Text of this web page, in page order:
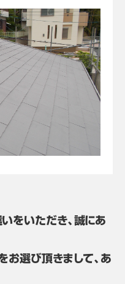
をいただき、誠にあ
お選び頂きまして、あ